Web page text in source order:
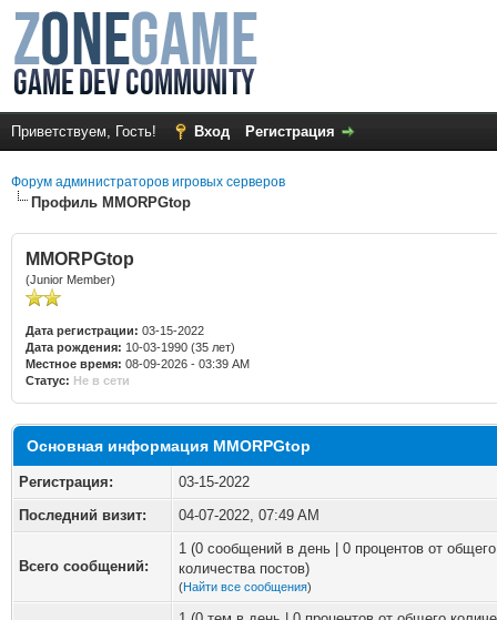
Приветствуем, Гость! Вход Регистрация
Форум администраторов игровых серверов
Профиль MMORPGtop
MMORPGtop
(Junior Member)
Дата регистрации: 03-15-2022
Дата рождения: 10-03-1990 (35 лет)
Местное время: 08-09-2026 - 03:39 AM
Статус: Не в сети
Основная информация MMORPGtop
Регистрация:
03-15-2022
Последний визит:
04-07-2022, 07:49 AM
Всего сообщений:
1 (0 сообщений в день | 0 процентов от общего
количества постов)
(Найти все сообщения)